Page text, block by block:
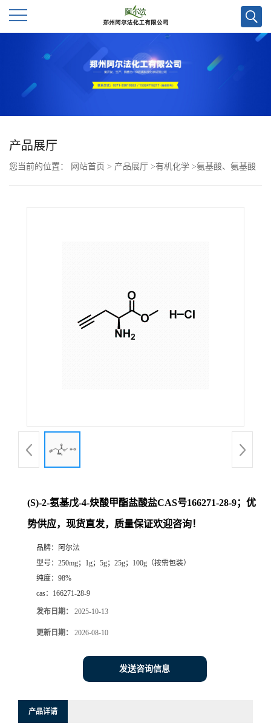
公
厅
留
产品展厅
您当前的位置： 网站首页 > 产品展厅 >有机化学 >氨基酸、氨基酸
(S)-2-氨基戊-4-炔酸甲酯盐酸盐CAS号166271-28-9；优
势供应，现货直发，质量保证欢迎咨询！
品牌：
阿尔法
型号： 250mg；1g；5g；25g；100g（按需包装）
纯度： 98%
cas： 166271-28-9
发布日期： 2025-10-13
更新日期： 2026-08-10
发送咨询信息
产品详请